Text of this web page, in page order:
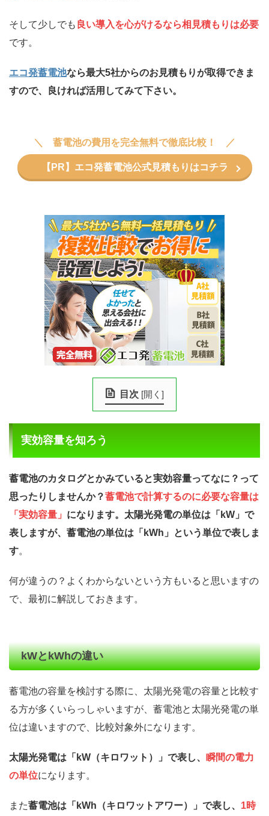
そして少しでも 良い導入を心がけるなら相見積もりは必要
です。
エコ発蓄電池なら最大5社からのお見積もりが取得できま
すので、良ければ活用してみて下さい。
蓄電池の費用を完全無料で徹底比較！
【PR】エコ発蓄電池公式見積もりはコチラ
目次 [開く ]
実効容量を知ろう
蓄電池のカタログとかみていると実効容量ってなに？って
思ったりしませんか？蓄電池で計算するのに必要な容量は
「実効容量」 になります。太陽光発電の単位は「kW」で
表しますが、蓄電池の単位は「kWh」という単位で表しま
す。
何が違うの？よくわからないという方もいると思いますの
で、最初に解説しておきます。
kWとkWhの違い
蓄電池の容量を検討する際に、太陽光発電の容量と比較す
る方が多くいらっしゃいますが、蓄電池と太陽光発電の単
位は違いますので、比較対象外になります。
太陽光発電は「kW（キロワット）」で表し、 瞬間の電力
の単位になります。
また蓄電池は「kWh（キロワットアワー）」で表し、 1時